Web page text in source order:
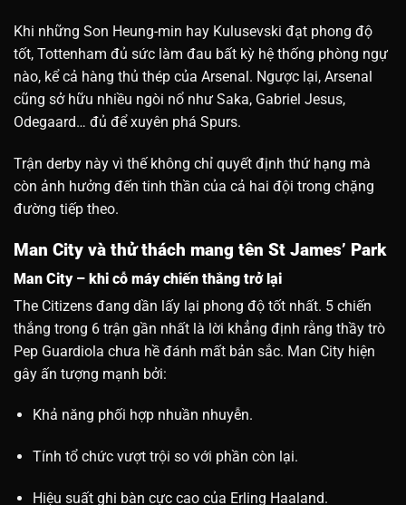
Khi những Son Heung-min hay Kulusevski đạt phong độ
tốt, Tottenham đủ sức làm đau bất kỳ hệ thống phòng ngự
nào, kể cả hàng thủ thép của Arsenal. Ngược lại, Arsenal
cũng sở hữu nhiều ngòi nổ như Saka, Gabriel Jesus,
Odegaard… đủ để xuyên phá Spurs.
Trận derby này vì thế không chỉ quyết định thứ hạng mà
còn ảnh hưởng đến tinh thần của cả hai đội trong chặng
đường tiếp theo.
Man City và thử thách mang tên St James’ Park
Man City – khi cỗ máy chiến thắng trở lại
The Citizens đang dần lấy lại phong độ tốt nhất. 5 chiến
thắng trong 6 trận gần nhất là lời khẳng định rằng thầy trò
Pep Guardiola chưa hề đánh mất bản sắc. Man City hiện
gây ấn tượng mạnh bởi:
Khả năng phối hợp nhuần nhuyễn.
Tính tổ chức vượt trội so với phần còn lại.
Hiệu suất ghi bàn cực cao của Erling Haaland.